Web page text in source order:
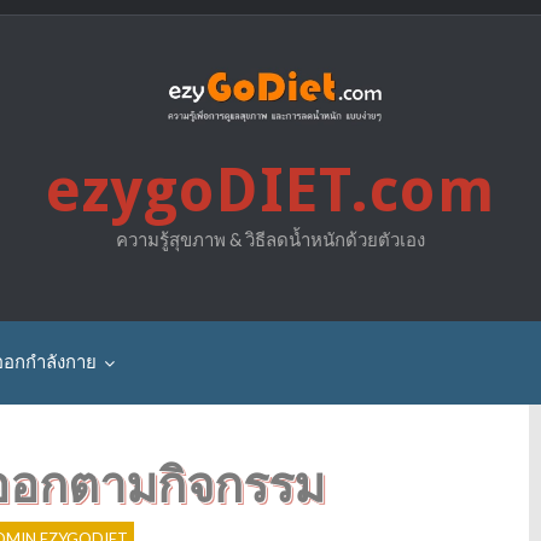
ezygoDIET.com
ความรู้สุขภาพ & วิธีลดน้ำหนักด้วยตัวเอง
กกำลังกาย
กตามกิจกรรม